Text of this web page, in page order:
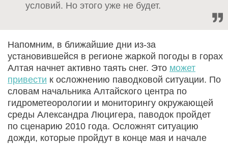
условий. Но этого уже не будет.
Напомним, в ближайшие дни из-за
установившейся в регионе жаркой погоды в горах
Алтая начнет активно таять снег. Это может
привести к осложнению паводковой ситуации. По
словам начальника Алтайского центра по
гидрометеорологии и мониторингу окружающей
среды Александра Люцигера, паводок пройдет
по сценарию 2010 года. Осложнят ситуацию
дожди, которые пройдут в конце мая и начале